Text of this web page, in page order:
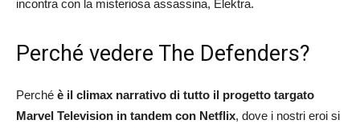
incontra con la misteriosa assassina, Elektra.
Perché vedere The Defenders?
Perché è il climax narrativo di tutto il progetto targato
Marvel Television in tandem con Netflix, dove i nostri eroi si